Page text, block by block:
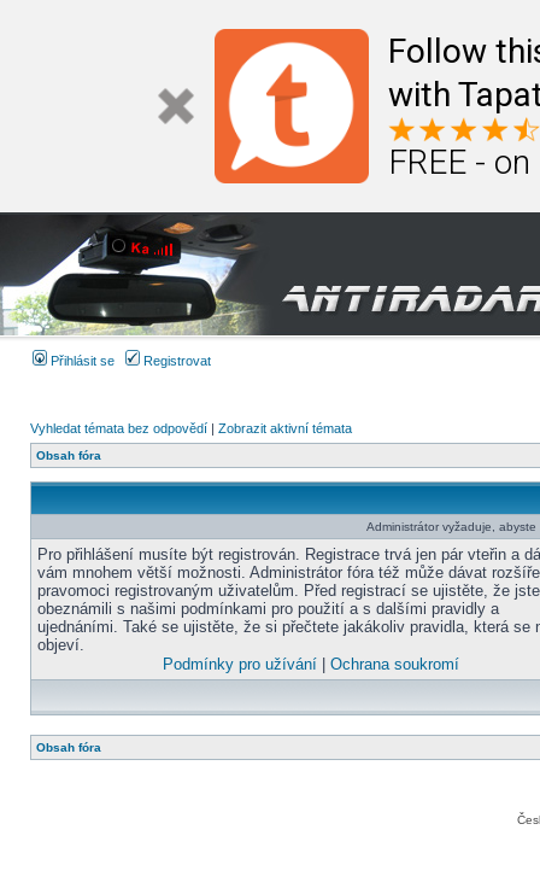
Follow
with
FREE -
Přihlásit se Registrovat
Vyhledat témata bez odpovědí | Zobrazit aktivní témata
Obsah fóra
Administrátor vyžaduje,
Pro přihlášení musíte být registrován. Registrace trvá jen pár vteřin a
vám mnohem větší možnosti. Administrátor fóra též může dávat
pravomoci registrovaným uživatelům. Před registrací se ujistěte, že
obeznámili s našimi podmínkami pro použití a s dalšími pravidly a
ujednáními. Také se ujistěte, že si přečtete jakákoliv pravidla, která se
objeví.
Podmínky pro užívání| Ochrana soukromí
Obsah fóra